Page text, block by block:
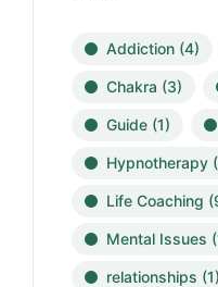
Addiction (4)
Chakra (3)
Guide (1)
Hypnotherapy
Life Coaching
Mental Issues
relationships (1)